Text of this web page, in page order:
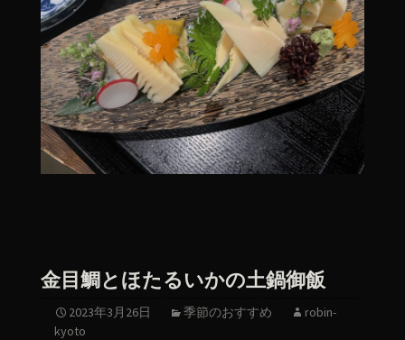
金目鯛とほたるいかの土鍋御飯
2023年3月26日 季節のおすすめ
robin-
kyoto